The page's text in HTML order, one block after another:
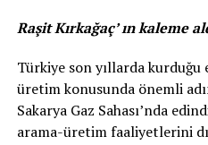
Raşit Kırkağaç’ ın kaleme
Türkiye son yıllarda
üretim konusunda önemli
Sakarya Gaz Sahası’nda
arama-üretim faaliyetlerini